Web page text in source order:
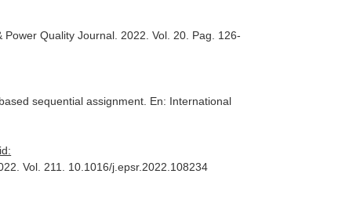
Power Quality Journal . 2022. Vol. 20. Pag. 126-
sequential assignment. En: International
Vol. 211. 10.1016/j.epsr.2022.108234